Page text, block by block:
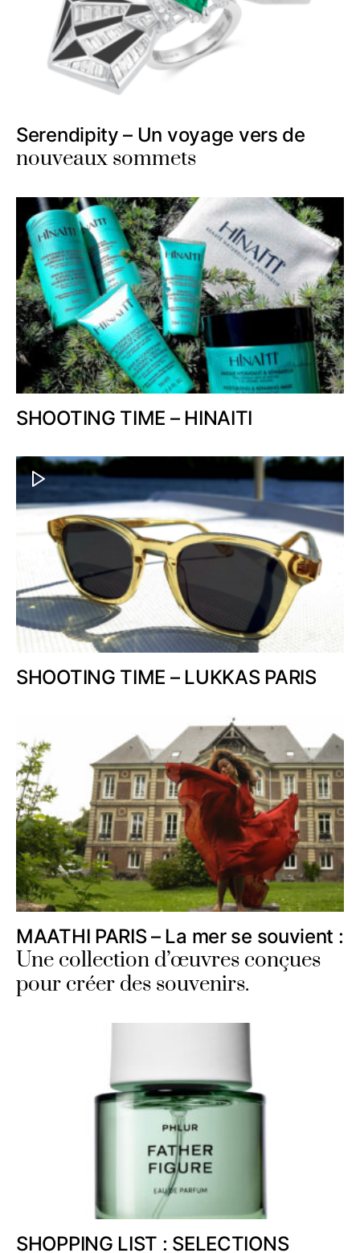
Serendipity – Un voyage vers de
nouveaux sommets
SHOOTING TIME – HINAITI
SHOOTING TIME – LUKKAS PARIS
MAATHI PARIS – La mer se souvient :
Une collection d’œuvres conçues
pour créer des souvenirs.
SHOPPING LIST : SELECTIONS